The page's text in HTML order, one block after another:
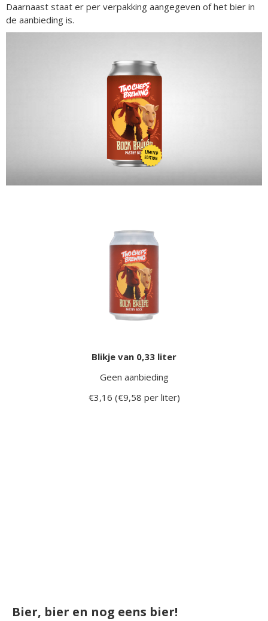
Daarnaast staat er per verpakking aangegeven of het bier in
de aanbieding is.
Blikje van 0,33 liter
Geen aanbieding
€3,16 (€9,58 per liter)
Bier, bier en nog eens bier!